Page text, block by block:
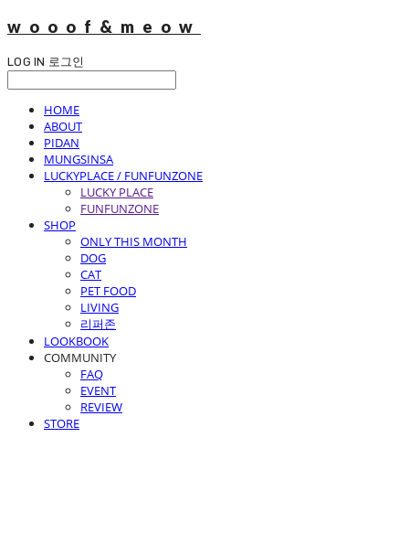
wooof&meow
LOG IN 로그인
HOME
ABOUT
PIDAN
MUNGSINSA
LUCKYPLACE / FUNFUNZONE
LUCKY PLACE
FUNFUNZONE
SHOP
ONLY THIS MONTH
DOG
CAT
PET FOOD
LIVING
리퍼존
LOOKBOOK
COMMUNITY
FAQ
EVENT
REVIEW
STORE